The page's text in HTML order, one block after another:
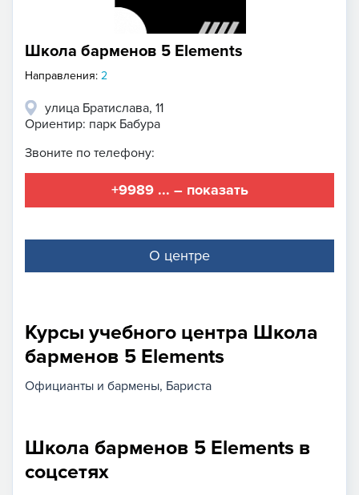
Школа барменов 5 Elements
Направления: 2
улица Братислава, 11
Ориентир: парк Бабура
Звоните по телефону:
+9989 ... – показать
О центре
Курсы учебного центра Школа
барменов 5 Elements
Официанты и бармены Бариста
Школа барменов 5 Elements в
соцсетях